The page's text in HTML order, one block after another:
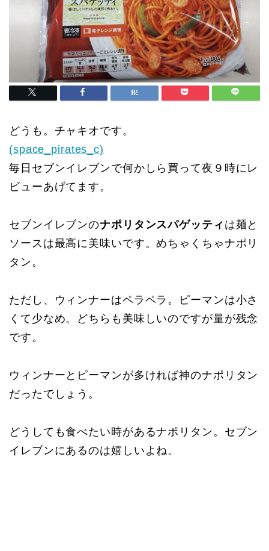
どうも。チャキオです。
(space_pirates_c)
毎日セブンイレブンで何かしら買って夜９時にレ
ビューあげてます。
セブンイレブンのナポリタンスパゲッティ は麺と
ソースは最高に美味いです。めちゃくちゃナポリ
タン。
ただし、ウィンナーはペラペラ。ピーマンは小さ
くて少なめ。どちらも美味しいのですが量が残念
です。
ウィンナーとピーマンが多ければ神のナポリタン
だったでしょう。
どうしても食べたい時があるナポリタン。セブン
イレブンにあるのは嬉しいよね。